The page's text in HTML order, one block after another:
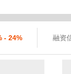
- 24% 融资